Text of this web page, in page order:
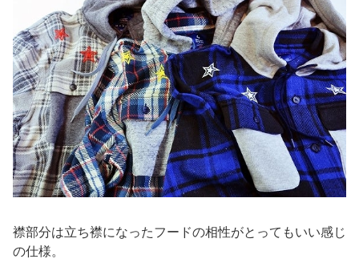
襟部分は立ち襟になったフードの相性がとってもいい感じ
の仕様。